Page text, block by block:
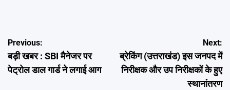
Post
navigation
Previous:
बड़ी खबर : SBI मैनेजर पर
पेट्रोल डाल गार्ड ने लगाई आग
Next:
ब्रेकिंग (उत्तराखंड) इस जनपद में
निरीक्षक और उप निरीक्षकों के हुए
स्थानांतरण